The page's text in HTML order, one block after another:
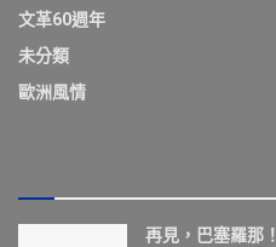
文革60週年
未分類
歐洲風情
再見，巴塞羅那！